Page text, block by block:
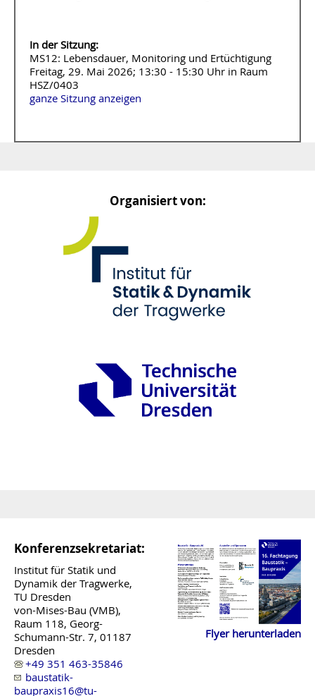
Organisiert von:
In der Sitzung:
MS12: Lebensdauer, Monitoring und Ertüchtigung
Freitag, 29. Mai 2026; 13:30 - 15:30 Uhr in Raum
HSZ/0403
ganze Sitzung anzeigen
Konferenzsekretariat:
Institut für Statik und
Dynamik der Tragwerke,
TU Dresden
von-Mises-Bau (VMB),
Raum 118, Georg-
Schumann-Str. 7, 01187
Dresden
+49 351 463-35846
baustatik-
baupraxis16@tu-
Flyer herunterladen